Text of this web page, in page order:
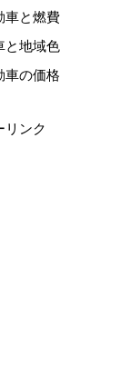
車と燃費
と地域色
車の価格
リンク